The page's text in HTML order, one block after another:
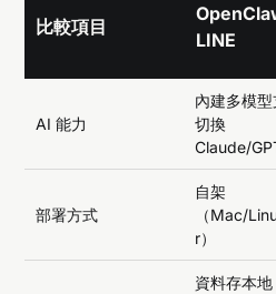
比較項目
LINE
AI 能力
內建多模
切換
Claude/
部署方式
自架
（Mac/
r）
資料存本